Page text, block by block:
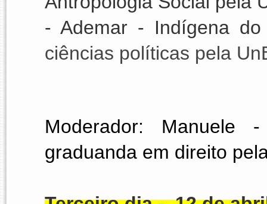
- Ademar - Indígena
ciências políticas pela
Moderador: Manuele -
graduanda em direito